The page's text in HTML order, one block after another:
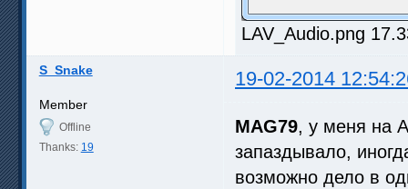
LAV_Audio.png
S_Snake 19-02-2014
Member
Offline
Thanks: 19
MAG79, у меня на
запаздывало,
возможно дело в